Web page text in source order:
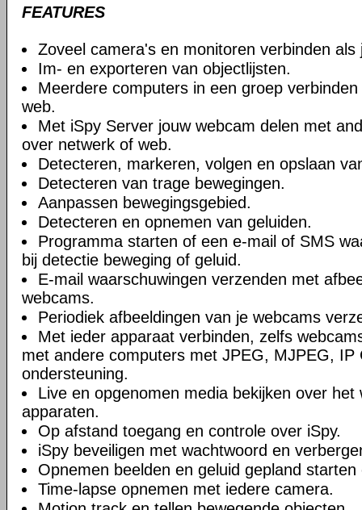
FEATURES
Zoveel camera's en monitoren verbinden als
Im- en exporteren van objectlijsten.
Meerdere computers in een groep
web.
Met iSpy Server jouw webcam delen met
over netwerk of web.
Detecteren, markeren, volgen en opslaan
Detecteren van trage bewegingen.
Aanpassen bewegingsgebied.
Detecteren en opnemen van geluiden.
Programma starten of een e-mail of SMS
bij detectie beweging of geluid.
E-mail waarschuwingen verzenden met
webcams.
Periodiek afbeeldingen van je webcams
Met ieder apparaat verbinden, zelfs
met andere computers met JPEG, MJPEG, IP
ondersteuning.
Live en opgenomen media bekijken over het
apparaten.
Op afstand toegang en controle over iSpy.
iSpy beveiligen met wachtwoord en
Opnemen beelden en geluid gepland
Time-lapse opnemen met iedere camera.